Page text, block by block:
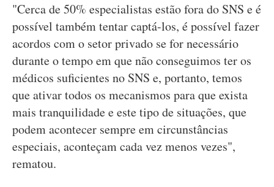
"Cerca de 50% especialistas estão fora do SNS e é
possível também tentar captá-los, é possível fazer
acordos com o setor privado se for necessário
durante o tempo em que não conseguimos ter os
médicos suficientes no SNS e, portanto, temos
que ativar todos os mecanismos para que exista
mais tranquilidade e este tipo de situações, que
podem acontecer sempre em circunstâncias
especiais, aconteçam cada vez menos vezes",
rematou.